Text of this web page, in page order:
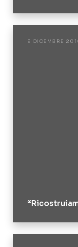
2 DICEMBRE